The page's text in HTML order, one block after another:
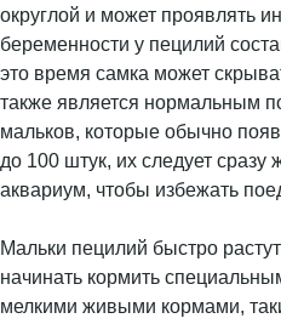
округлой и может проявлять
беременности у пецилий
это время самка может
также является нормальным
мальков, которые обычно
до 100 штук, их следует сразу
аквариум, чтобы избежать
Мальки пецилий быстро
начинать кормить
мелкими живыми кормами,